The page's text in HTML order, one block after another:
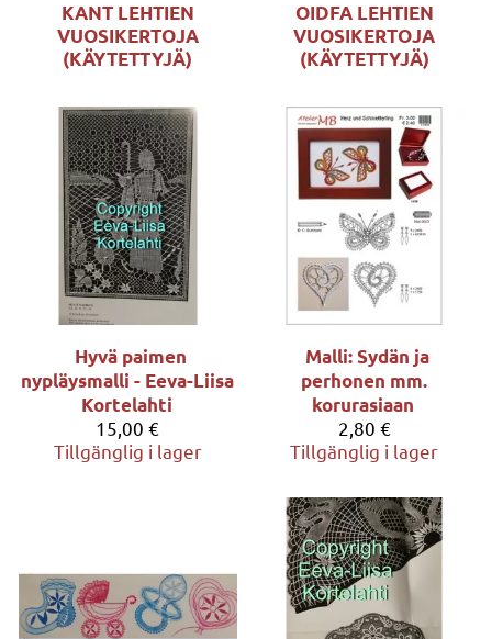
KANT LEHTIEN
VUOSIKERTOJA
(KÄYTETTYJÄ)
OIDFA LEHTIEN
VUOSIKERTOJA
(KÄYTETTYJÄ)
Hyvä paimen
nypläysmalli - Eeva-Liisa
Kortelahti
15,00 €
Tillgänglig i lager
Malli: Sydän ja
perhonen mm.
korurasiaan
2,80 €
Tillgänglig i lager